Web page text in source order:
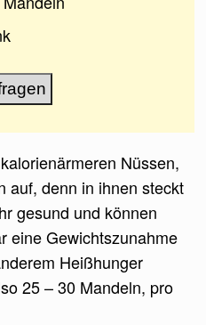
Nüssen,
auf, denn in ihnen steckt
gesund und können
eine Gewichtszunahme
Heißhunger
25 – 30 Mandeln, pro